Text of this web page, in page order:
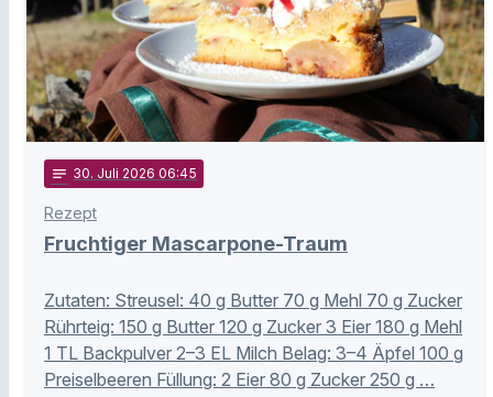
notes 30. Juli 2026 06:45
Rezept
Fruchtiger Mascarpone-Traum
Zutaten: Streusel: 40 g Butter 70 g Mehl 70 g Zucker
Rührteig: 150 g Butter 120 g Zucker 3 Eier 180 g Mehl
1 TL Backpulver 2–3 EL Milch Belag: 3–4 Äpfel 100 g
Preiselbeeren Füllung: 2 Eier 80 g Zucker 250 g …